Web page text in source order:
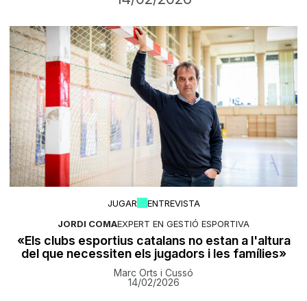
JUGAR
ENTREVISTA
JORDI COMAEXPERT EN GESTIÓ ESPORTIVA
«Els clubs esportius catalans no estan a l'altura
del que necessiten els jugadors i les famílies»
Marc Orts i Cussó
14/02/2026